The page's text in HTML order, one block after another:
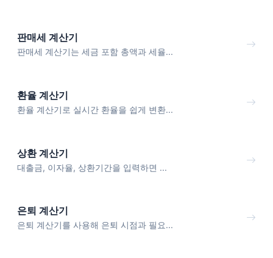
판매세 계산기
판매세 계산기는 세금 포함 총액과 세율...
환율 계산기
환율 계산기로 실시간 환율을 쉽게 변환...
상환 계산기
대출금, 이자율, 상환기간을 입력하면 ...
은퇴 계산기
은퇴 계산기를 사용해 은퇴 시점과 필요...